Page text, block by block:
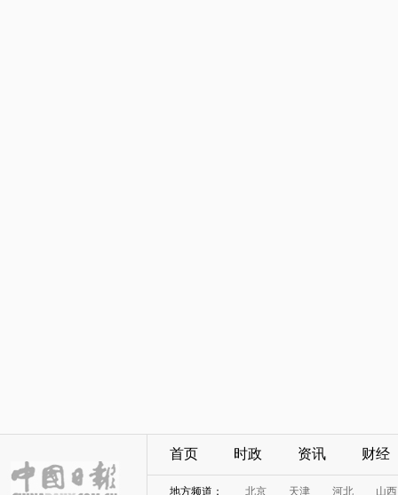
首页 时政 资讯 财经
地方频道： 北京 天津 河北 山西